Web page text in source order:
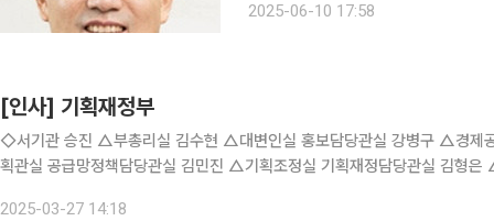
문재인 정부 대통령실에서 경제정책
2025-06-10 17:58
[인사] 기획재정부
◇서기관 승진 △부총리실 김수현 △대변인실 홍보담당관실 강병구 △경제
획관실 공급망정책담당관실 김민진 △기획조정실 기획재정담당관실 김형
2025-03-27 14:18